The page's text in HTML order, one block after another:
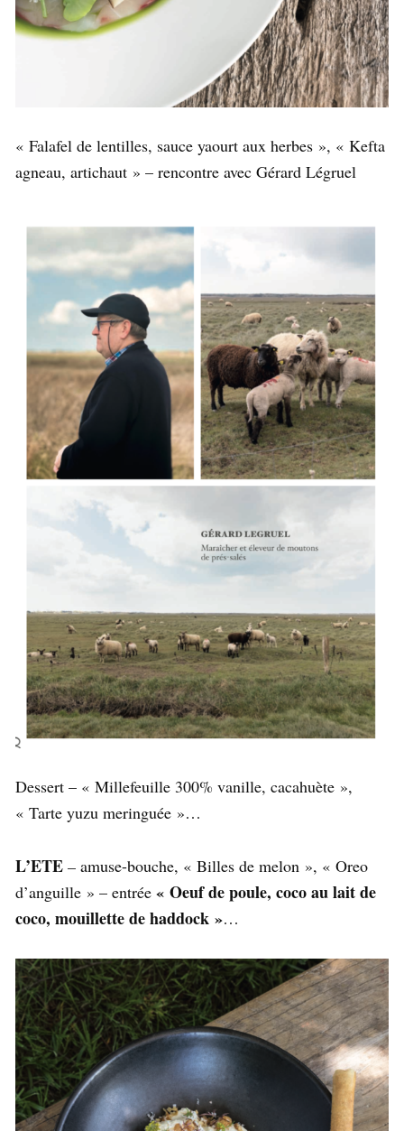
« Falafel de lentilles, sauce yaourt aux herbes », « Kefta
agneau, artichaut » – rencontre avec Gérard Légruel
Dessert – « Millefeuille 300% vanille, cacahuète »,
« Tarte yuzu meringuée »…
L’ETE – amuse-bouche, « Billes de melon », « Oreo
d’anguille » – entrée « Oeuf de poule, coco au lait de
coco, mouillette de haddock »…